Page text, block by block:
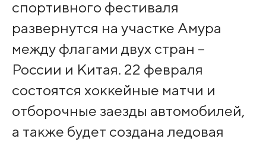
спортивного фестиваля
развернутся на участке Амура
между флагами двух стран –
России и Китая. 22 февраля
состоятся хоккейные матчи и
отборочные заезды автомобилей,
а также будет создана ледовая